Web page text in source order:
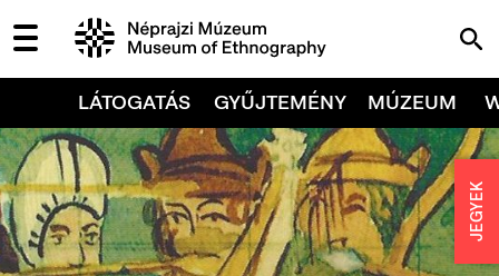
LÁTOGATÁS GYŰJTEMÉNY MÚZEUM
JEGYEK